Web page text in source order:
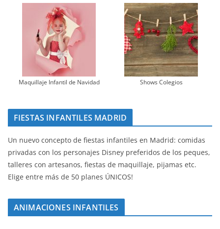
Maquillaje Infantil de Navidad Shows Colegios
FIESTAS INFANTILES MADRID
Un nuevo concepto de fiestas infantiles en Madrid: comidas
privadas con los personajes Disney preferidos de los peques,
talleres con artesanos, fiestas de maquillaje, pijamas etc.
Elige entre más de 50 planes ÚNICOS!
ANIMACIONES INFANTILES